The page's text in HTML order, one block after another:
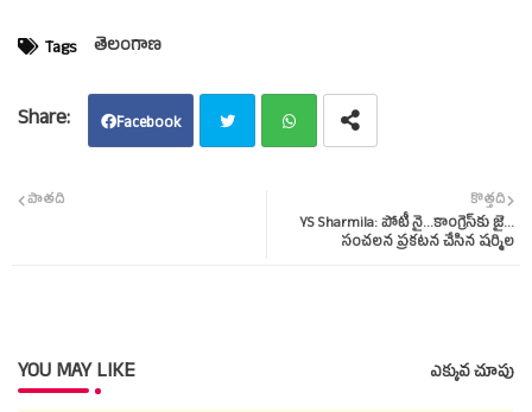
Tags తెలంగాణ
Facebook
tsap
కొత్తది
YS Sharmila: పోటీ నై...కాంగ్రెస్‌కు జై...
సంచలన ప్రకటన చేసిన షర్మిల
పాతది
YOU MAY LIKE ఎక్కువ చూపు